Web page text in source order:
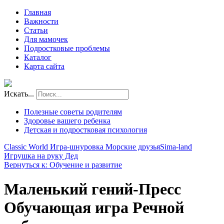
Главная
Важности
Статьи
Для мамочек
Подростковые проблемы
Каталог
Карта сайта
Искать...
Полезные советы родителям
Здоровье вашего ребенка
Детская и подростковая психология
Classic World Игра-шнуровка Морские друзьяSima-land
Игрушка на руку Дед
Вернуться к: Обучение и развитие
Маленький гений-Пресс
Обучающая игра Речной